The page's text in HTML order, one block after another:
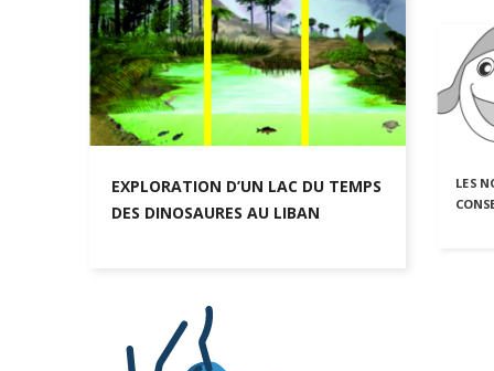
principal
EXPLORATION D’UN LAC DU TEMPS
DES DINOSAURES AU LIBAN
LES